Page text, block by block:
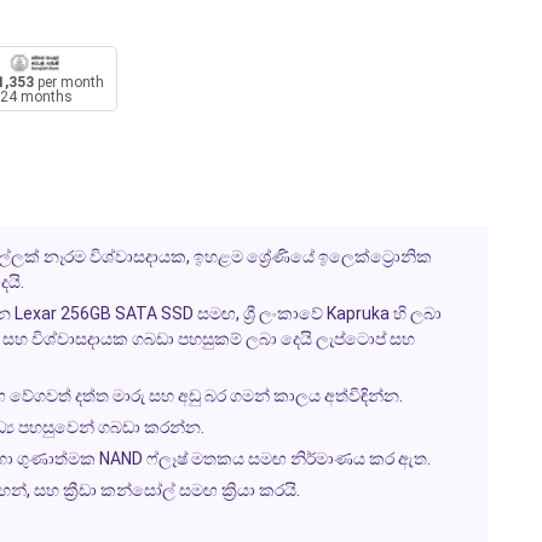
per month
24 months
නෑරම විශ්වාසදායක, ඉහළම ශ්‍රේණියේ ඉලෙක්ට්‍රොනික
256GB SATA SSD සමඟ, ශ්‍රී ලංකාවේ Kapruka හි ලබා
විශ්වාසදායක ගබඩා පහසුකම් ලබා දෙයි ලැප්ටොප් සහ
වේගවත් දත්ත මාරු සහ අඩු බර ගමන් කාලය අත්විඳින්න.
පහසුවෙන් ගබඩා කරන්න.
ගුණාත්මක NAND ෆ්ලෑෂ් මතකය සමඟ නිර්මාණය කර ඇත.
සහ ක්‍රීඩා කන්සෝල් සමඟ ක්‍රියා කරයි.